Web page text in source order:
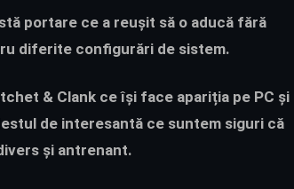
portare ce a reușit să o aducă fără
diferite configurări de sistem.
& Clank ce își face apariția pe PC și
de interesantă ce suntem siguri că
și antrenant.